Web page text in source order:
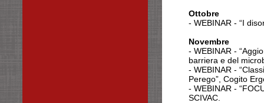
Ottobre
- WEBINAR - “I
Novembre
- WEBINAR -
barriera e del
- WEBINAR -
Perego”, Cogito
- WEBINAR -
SCIVAC.